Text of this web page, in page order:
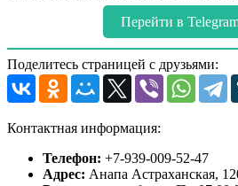
Перейти в
Поделитесь страницей с друзьями:
Контактная информация:
Телефон: +7-939-009-52-47
Адрес: Анапа Астраханская,